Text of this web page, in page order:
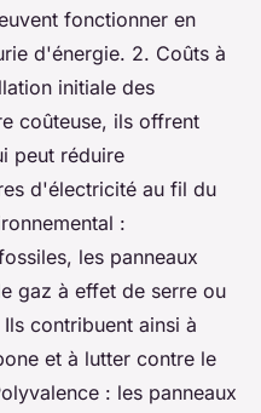
fonctionner en
d'énergie. 2. Coûts à
initiale des
coûteuse, ils offrent
peut réduire
d'électricité au fil du
:
les panneaux
gaz à effet de serre ou
contribuent ainsi à
et à lutter contre le
: les panneaux